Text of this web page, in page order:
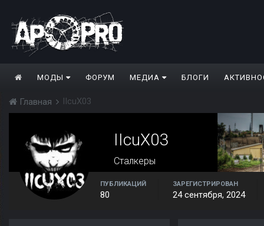
МОДЫ ФОРУМ МЕДИА БЛОГИ
Главная IIcuX03
IIcuX03
Сталкеры
ПУБЛИКАЦИЙ
80
ЗАРЕГИСТРИРОВАН
24 сентября, 2024